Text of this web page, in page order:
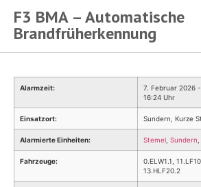
F3 BMA – Automatische
Brandfrüherkennung
Alarmzeit:
7. Februar 2026 -
16:24 Uhr
Einsatzort: Sundern, Kurze
Alarmierte Einheiten: Stemel Sundern
Fahrzeuge:
0.ELW1.1,
13.HLF20.2